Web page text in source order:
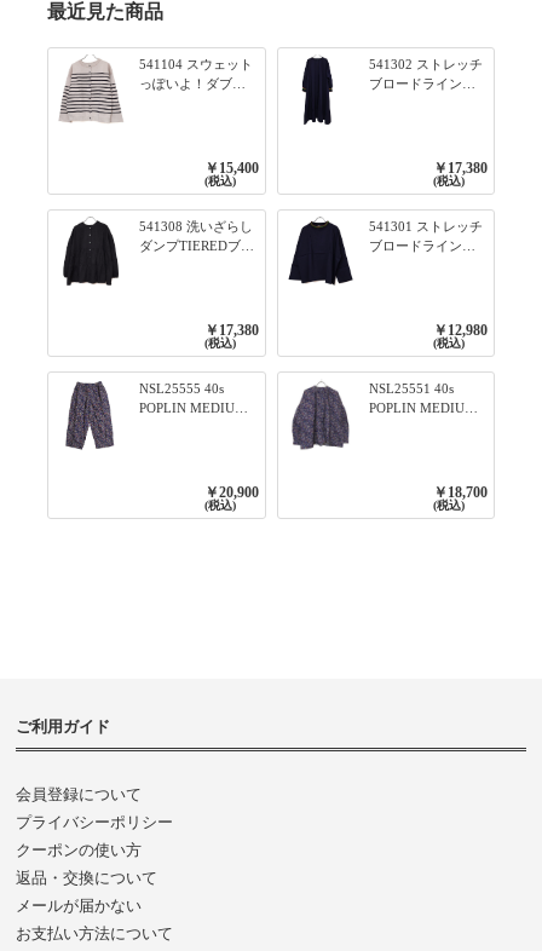
最近見た商品
541104 スウェット
っぽいよ！ダブル
プルオーバー 101オ
フベージュ×ネイビ
ー／レッド
￥15,400
(税込)
541302 ストレッチ
ブロードライン入
ワンピース 79ネイ
￥17,380
(税込)
541308 洗いざらし
ダンプTIEREDブシ
￥17,380
(税込)
541301 ストレッチ
ブロードライン入
リブプルオーバー
79ネイビー
￥12,980
(税込)
NSL25555 40s
POPLIN MEDIUM
￥20,900
(税込)
NSL25551 40s
POPLIN MEDIUM
3800NAVY BASE
￥18,700
(税込)
ご利用ガイド
会員登録について
プライバシーポリシー
クーポンの使い方
返品・交換について
メールが届かない
お支払い方法について